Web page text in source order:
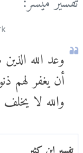
وعد الله
أن يغفر لهم
والله لا
تفسير ابن كثير